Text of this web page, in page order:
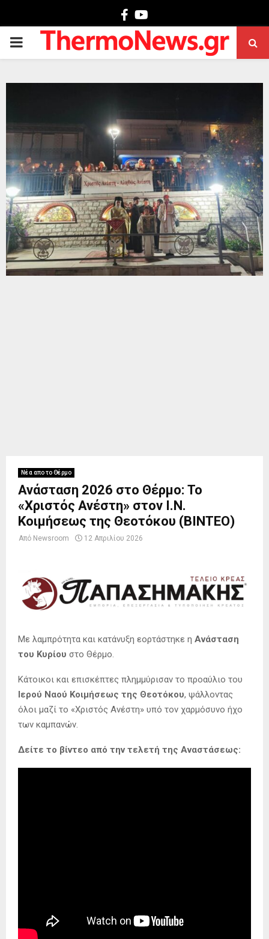
Facebook
PRIMARY
Νέα απο το Θέρμο
Ανάσταση 2026 στο Θέρμο: Το
«Χριστός Ανέστη» στον Ι.Ν.
Κοιμήσεως της Θεοτόκου (ΒΙΝΤΕΟ)
Από Newsroom 12 Απριλίου 2026
Με λαμπρότητα και κατάνυξη εορτάστηκε η Ανάσταση
του Κυρίου στο Θέρμο.
Κάτοικοι και επισκέπτες πλημμύρισαν το προαύλιο του
Ιερού Ναού Κοιμήσεως της Θεοτόκου, ψάλλοντας
όλοι μαζί το «Χριστός Ανέστη» υπό τον χαρμόσυνο ήχο
των καμπανών.
Δείτε το βίντεο από την τελετή της Αναστάσεως: